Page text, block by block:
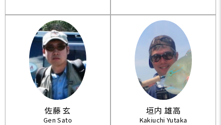
軽量化を目指したフィッシング
スタイルを実践中。
ども、いとも容易く発見してしま
うサイト・フィッシィングにおけ
る彼の能力は、本場ニュージー
ランドのガイドすらも舌を巻く
ほどである。
佐藤 玄
Gen Sato
垣内 雄高
Kakiuchi Yutaka